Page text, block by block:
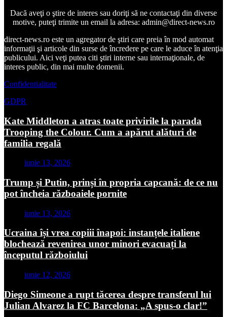
Dacă aveţi o ştire de interes sau doriţi să ne contactaţi din diverse
motive, puteţi trimite un email la adresa: admin@direct-news.ro
direct-news.ro este un agregator de ştiri care preia în mod automat
informaţii şi articole din surse de încredere pe care le aduce în atenţia
publicului. Aici veţi putea citi ştiri interne sau internaţionale, de
interes public, din mai multe domenii.
Confidentialitate
GDPR
Kate Middleton a atras toate privirile la parada
Trooping the Colour. Cum a apărut alături de
familia regală
iunie 13, 2026
Trump și Putin, prinși în propria capcană: de ce nu
pot încheia războaiele pornite
iunie 13, 2026
Ucraina își vrea copiii înapoi: instanțele italiene
blochează revenirea unor minori evacuați la
începutul războiului
iunie 12, 2026
Diego Simeone a rupt tăcerea despre transferul lui
Julian Alvarez la FC Barcelona: „A spus-o clar!”